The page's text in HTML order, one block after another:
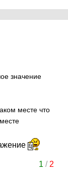
значение
месте что
1 / 2